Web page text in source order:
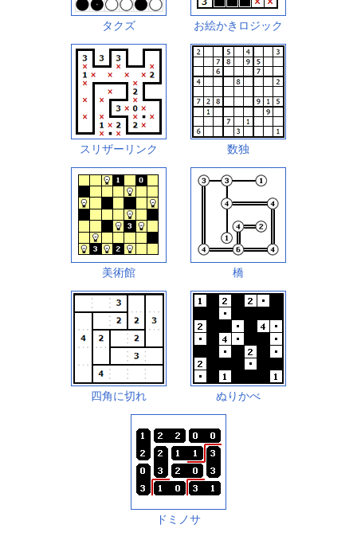
タクズ お絵かきロジック
スリザーリンク 数独
美術館 橋
四角に切れ ぬりかべ
ドミノサ